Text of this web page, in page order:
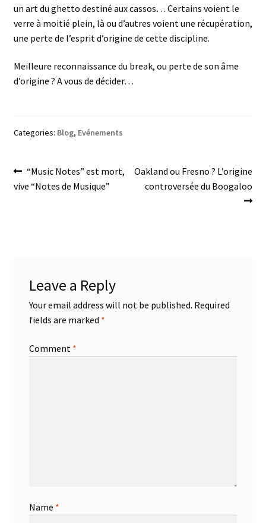
un art du ghetto destiné aux cassos… Certains voient le
verre à moitié plein, là ou d’autres voient une récupération,
une perte de l’esprit d’origine de cette discipline.
Meilleure reconnaissance du break, ou perte de son âme
d’origine ? A vous de décider…
Categories: Blog, Evénements
Post
navigation
Previous
post:
“Music Notes” est mort,
vive “Notes de Musique”
Next
post:
Oakland ou Fresno ? L’origine
controversée du Boogaloo
Leave a Reply
Your email address will not be published. Required
fields are marked *
Comment *
Name *